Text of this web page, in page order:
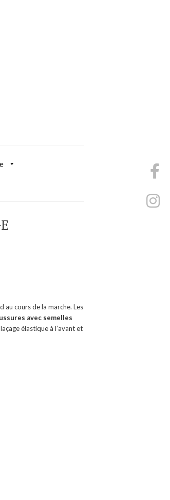
au cours de la marche. Les
avec semelles
élastique à l’avant et